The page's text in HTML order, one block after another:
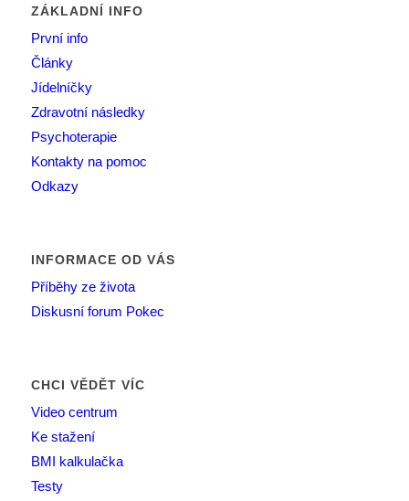
ZÁKLADNÍ INFO
První info
Články
Jídelníčky
Zdravotní následky
Psychoterapie
Kontakty na pomoc
Odkazy
INFORMACE OD VÁS
Příběhy ze života
Diskusní forum Pokec
CHCI VĚDĚT VÍC
Video centrum
Ke stažení
BMI kalkulačka
Testy